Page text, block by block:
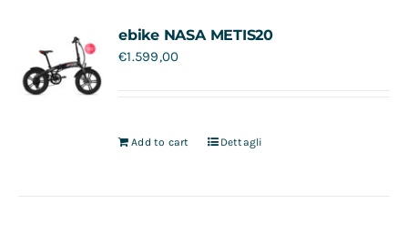
ebike NASA METIS20
€1.599,00
Add to cart Dettagli